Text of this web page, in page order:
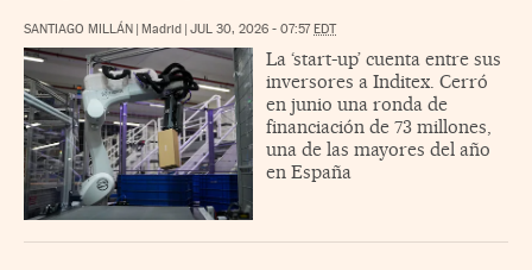
SANTIAGO MILLÁN | Madrid | JUL 30, 2026 - 07:57EDT
La ‘start-up’ cuenta entre sus
inversores a Inditex. Cerró
en junio una ronda de
financiación de 73 millones,
una de las mayores del año
en España